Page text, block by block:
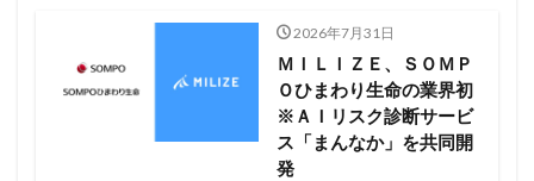
2026年7月31日
ＭＩＬＩＺＥ、ＳＯＭＰ
Ｏひまわり生命の業界初
※ＡＩリスク診断サービ
ス「まんなか」を共同開
発